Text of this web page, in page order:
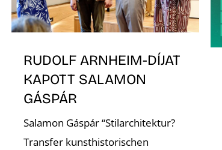
RUDOLF ARNHEIM-DÍJAT
KAPOTT SALAMON
GÁSPÁR
Salamon Gáspár “Stilarchitektur?
Transfer kunsthistorischen